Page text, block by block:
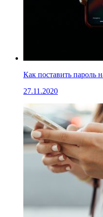
Как поставить пароль
27.11.2020